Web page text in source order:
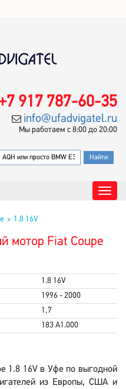
917 787-60-35
info@ufadvigatel.ru
Мы работаем с 8:00 до 20:00
1.8 16V
мотор Fiat Coupe
1.8 16V
1996 - 2000
1,7
183 A1.000
1.8 16V в Уфе по выгодной
из Европы, США и